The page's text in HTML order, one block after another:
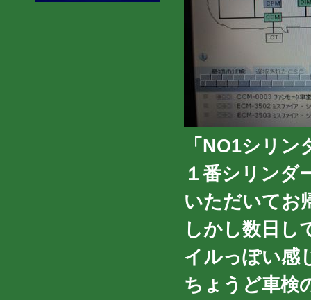
「NO1シリ
１番シリンダ
いただいてお
しかし数日し
イルっぽい感
ちょうど車検